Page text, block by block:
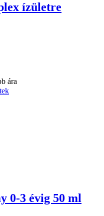
ízületre
ára
0-3 évig 50 ml